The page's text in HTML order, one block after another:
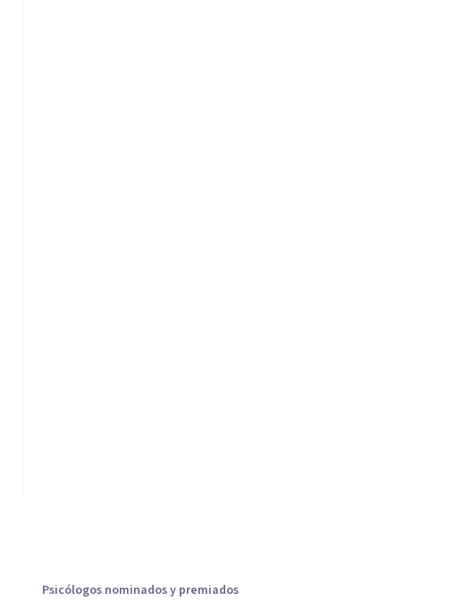
Psicólogos nominados y premiados